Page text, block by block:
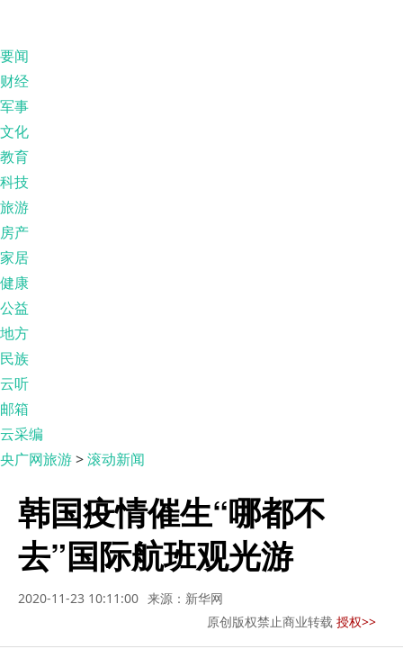
要闻
财经
军事
文化
教育
科技
旅游
房产
家居
健康
公益
地方
民族
云听
邮箱
云采编
央广网旅游>滚动新闻
韩国疫情催生“哪都不
去”国际航班观光游
2020-11-23 10:11:00 来源：新华网
原创版权禁止商业转载 授权>>